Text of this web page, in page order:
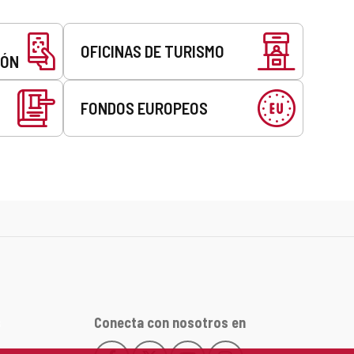
OFICINAS DE TURISMO
FONDOS EUROPEOS
Conecta con nosotros en